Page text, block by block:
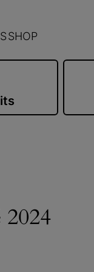
SHOP